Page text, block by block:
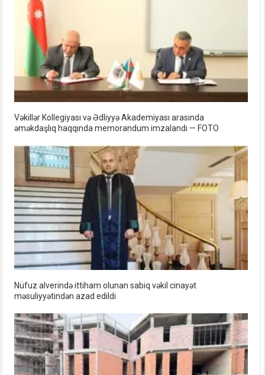
Vəkillər Kollegiyası və Ədliyyə Akademiyası arasında
əməkdaşlıq haqqında memorandum imzalandı — FOTO
Nüfuz alverində ittiham olunan sabiq vəkil cinayət
məsuliyyətindən azad edildi